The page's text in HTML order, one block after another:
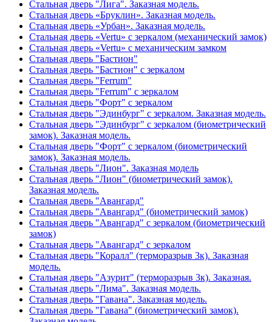
Стальная дверь "Лига". Заказная модель.
Стальная дверь «Бруклин». Заказная модель.
Стальная дверь «Урбан». Заказная модель.
Стальная дверь «Vertu» с зеркалом (механический замок)
Стальная дверь «Vertu» с механическим замком
Стальная дверь "Бастион"
Стальная дверь "Бастион" с зеркалом
Стальная дверь "Ferrum"
Стальная дверь "Ferrum" с зеркалом
Стальная дверь "Форт" с зеркалом
Стальная дверь "Эдинбург" с зеркалом. Заказная модель.
Стальная дверь "Эдинбург" с зеркалом (биометрический
замок). Заказная модель.
Стальная дверь "Форт" с зеркалом (биометрический
замок). Заказная модель.
Стальная дверь "Лион". Заказная модель
Стальная дверь "Лион" (биометрический замок).
Заказная модель.
Стальная дверь "Авангард"
Стальная дверь "Авангард" (биометрический замок)
Стальная дверь "Авангард" с зеркалом (биометрический
замок)
Стальная дверь "Авангард" с зеркалом
Стальная дверь "Коралл" (терморазрыв 3к). Заказная
модель.
Стальная дверь "Азурит" (терморазрыв 3к). Заказная.
Стальная дверь "Лима". Заказная модель.
Стальная дверь "Гавана". Заказная модель.
Стальная дверь "Гавана" (биометрический замок).